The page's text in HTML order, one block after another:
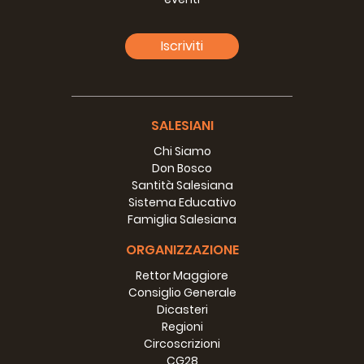
il tempo di dare forma a quella Congregazione, che da
´oggetto principale di tutte le sue cure; che Pio IX aveva
incoraggiata e lodata; che già esisteva coll´osservanza
delle regole tradizionali, benché non ancora dichiarate
obbligatorie in coscienza; alla quale la massima parte di
loro apparteneva almeno in ispirito e alcuni per promessa
o voto temporaneo. Aggiunse che in tale Congregazione
sarebbero stati ascritti solamente coloro, che, dopo
matura riflessione, avessero intenzione di emettere a suo
» Quindi concluse essere giunto per tutti quelli che
frequentavano le sue conferenze, il momento per
dichiarare se volevano o non volevano ascriversi alla Pia
Società, che avrebbe preso, anzi conservato, il nome da S.
Iscriviti
SALESIANI
Chi Siamo
Don Bosco
Santità Salesiana
Sistema Educativo
Famiglia Salesiana
ORGANIZZAZIONE
Rettor Maggiore
Consiglio Generale
Dicasteri
Regioni
Circoscrizioni
CG28